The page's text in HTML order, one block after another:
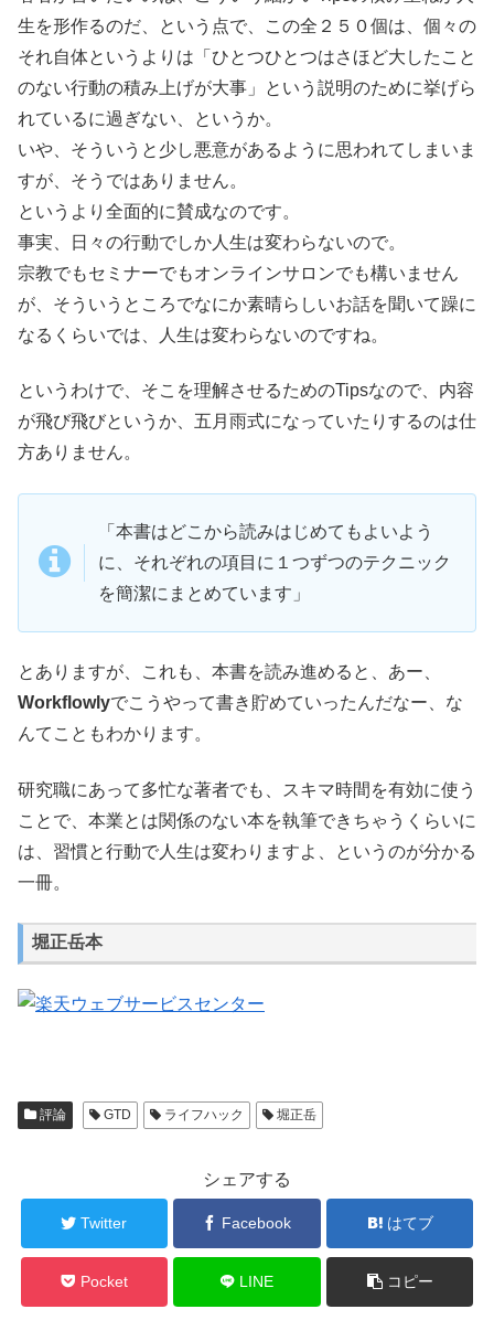
生を形作るのだ、という点で、この全２５０個は、個々の
それ自体というよりは「ひとつひとつはさほど大したこと
のない行動の積み上げが大事」という説明のために挙げら
れているに過ぎない、というか。
いや、そういうと少し悪意があるように思われてしまいま
すが、そうではありません。
というより全面的に賛成なのです。
事実、日々の行動でしか人生は変わらないので。
宗教でもセミナーでもオンラインサロンでも構いません
が、そういうところでなにか素晴らしいお話を聞いて躁に
なるくらいでは、人生は変わらないのですね。
というわけで、そこを理解させるためのTipsなので、内容
が飛び飛びというか、五月雨式になっていたりするのは仕
方ありません。
「本書はどこから読みはじめてもよいよう
に、それぞれの項目に１つずつのテクニック
を簡潔にまとめています」
とありますが、これも、本書を読み進めると、あー、
Workflowlyでこうやって書き貯めていったんだなー、な
んてこともわかります。
研究職にあって多忙な著者でも、スキマ時間を有効に使う
ことで、本業とは関係のない本を執筆できちゃうくらいに
は、習慣と行動で人生は変わりますよ、というのが分かる
一冊。
堀正岳本
評論 GTD ライフハック 堀正岳
シェアする
Twitter Facebook はてブ
Pocket LINE コピー